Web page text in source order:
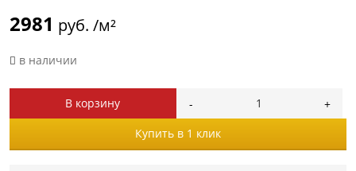
2981 руб. /м²
в наличии
В корзину
Купить в 1 клик